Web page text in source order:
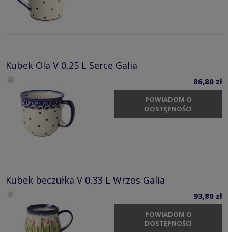
Kubek Ola V 0,25 L Serce Galia
86,80 zł
POWIADOM O
DOSTĘPNOŚCI
Kubek beczułka V 0,33 L Wrzos Galia
93,80 zł
POWIADOM O
DOSTĘPNOŚCI